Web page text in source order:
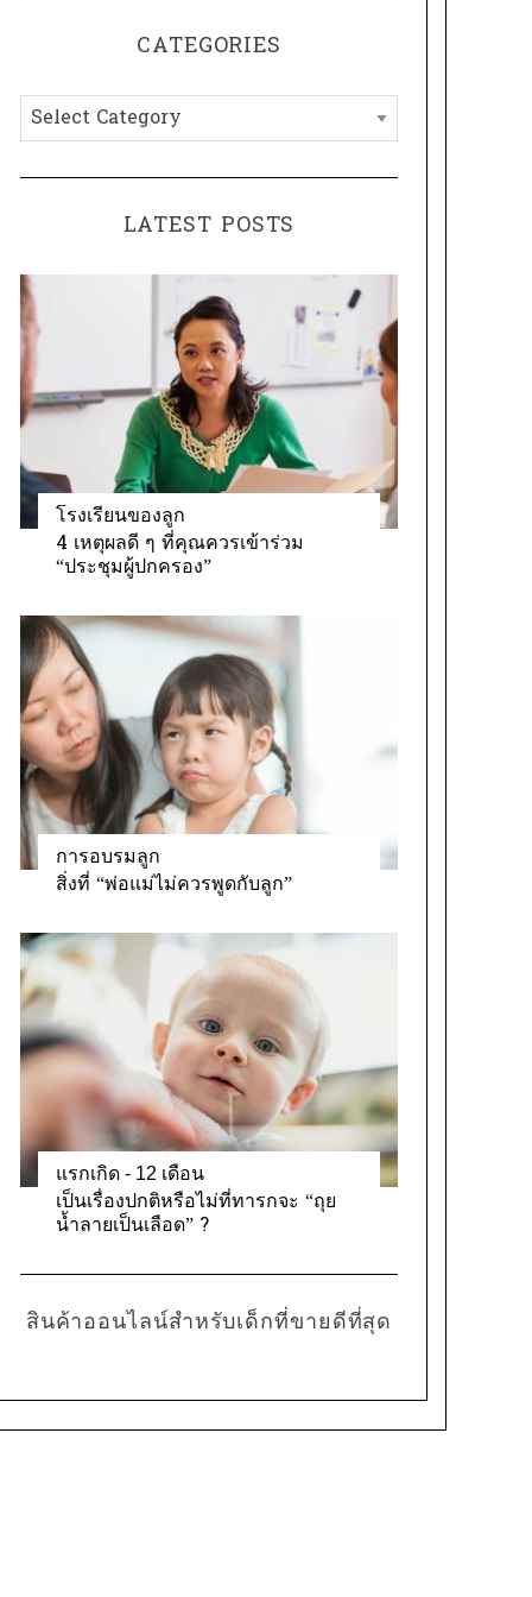
r
CATEGORIES
C
a
t
o
r
i
e
s
LATEST POSTS
โรงเรียนของลูก
4 เหตุผลดี ๆ ที่คุณควรเข้าร่วม
“ประชุมผู้ปกครอง”
การอบรมลูก
สิ่งที่ “พ่อแม่ไม่ควรพูดกับลูก”
แรกเกิด - 12 เดือน
เป็นเรื่องปกติหรือไม่ที่ทารกจะ “ถุย
น้ำลายเป็นเลือด” ?
สินค้าออนไลน์สำหรับเด็กที่ขายดีที่สุด